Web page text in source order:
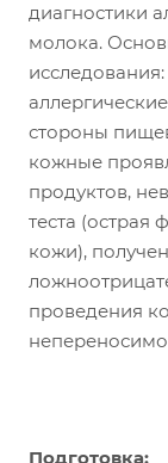
диагностики
молока.
стороны
кожные
продуктов,
теста (острая
кожи),
проведения
Подготовка: